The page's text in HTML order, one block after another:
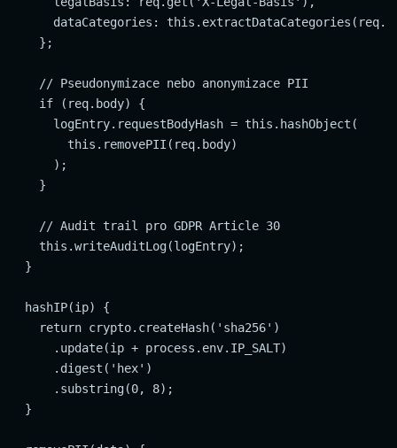
dataCategories:
    };
    // Pseudonymizace nebo anonymizace PII
    if (req.body) {
      logEntry.requestBodyHash = this.hashObject(
        this.removePII(req.body)
      );
    }
    // Audit trail pro GDPR Article 30
    this.writeAuditLog(logEntry);
  }
  hashIP(ip) {
    return crypto.createHash('sha256')
      .update(ip + process.env.IP_SALT)
      .digest('hex')
      .substring(0, 8);
  }